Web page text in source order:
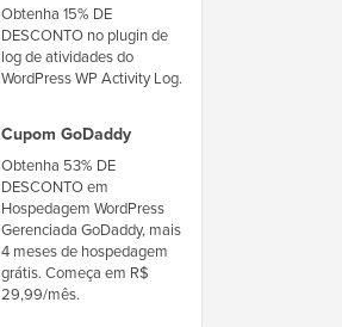
Obtenha 15% DE
DESCONTO no plugin de
log de atividades do
WordPress WP Activity Log.
Cupom GoDaddy
Obtenha 53% DE
DESCONTO em
Hospedagem WordPress
Gerenciada GoDaddy, mais
4 meses de hospedagem
grátis. Começa em R$
29,99/mês.